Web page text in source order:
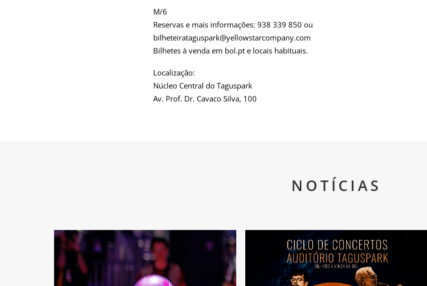
M/6
Reservas e mais informações: 938 339 850 ou
bilheteirataguspark@yellowstarcompany.com
Bilhetes à venda em bol.pt e locais habituais.
Localização:
Núcleo Central do Taguspark
Av. Prof. Dr. Cavaco Silva, 100
NOTÍCIAS